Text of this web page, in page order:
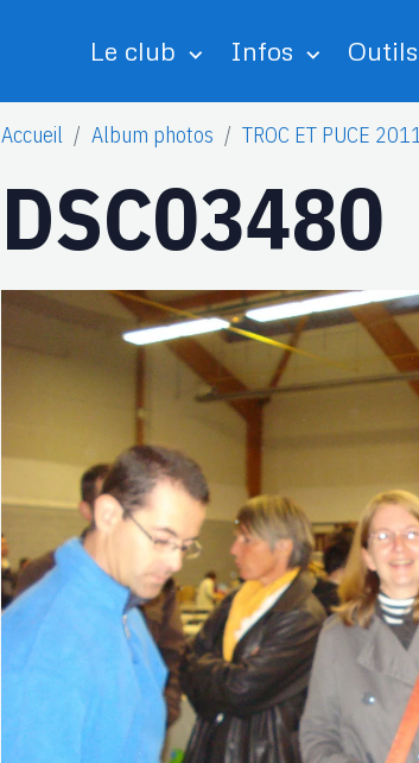
Le club Infos Outils
Accueil Album photos TROC ET PUCE 2011
DSC03480